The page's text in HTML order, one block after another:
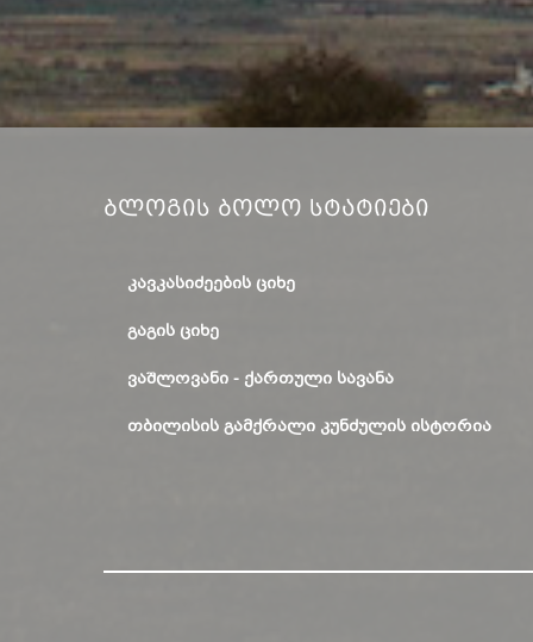
Ბლოგის Ბოლო Სტატიები
ᲙᲐᲕᲙᲐᲡᲘᲫᲔᲔᲑᲘᲡ ᲪᲘᲮᲔ
ᲒᲐᲒᲘᲡ ᲪᲘᲮᲔ
ᲕᲐᲨᲚᲝᲕᲐᲜᲘ - ᲥᲐᲠᲗᲣᲚᲘ ᲡᲐᲕᲐᲜᲐ
ᲗᲑᲘᲚᲘᲡᲘᲡ ᲒᲐᲛᲥᲠᲐᲚᲘ ᲙᲣᲜᲫᲣᲚᲘᲡ ᲘᲡᲢᲝᲠᲘᲐ